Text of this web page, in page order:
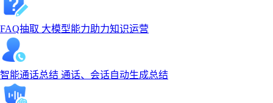
FAQ抽取 大模型能力助力知识运营
智能通话总结 通话、会话自动生成总结